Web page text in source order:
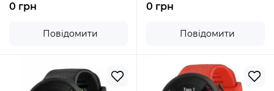
0 грн
Повідомити
0 грн
Повідомити